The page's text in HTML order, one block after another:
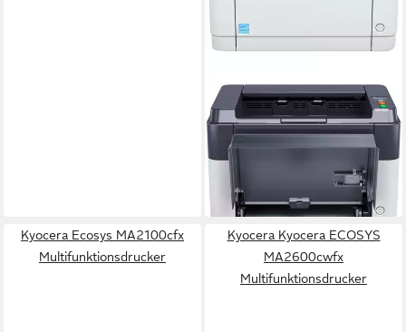
KYOCERA
Kyocera FS-1061DN,
Laserdrucker, (USB, LAN)
Laserdrucker
lieferbar - in 4-5 Werktagen bei dir
Kyocera Ecosys MA2100cfx
Multifunktionsdrucker
Kyocera Kyocera ECOSYS
MA2600cwfx
Multifunktionsdrucker